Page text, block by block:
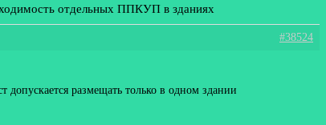
отдельных ППКУП в зданиях
#38524
размещать только в одном здании